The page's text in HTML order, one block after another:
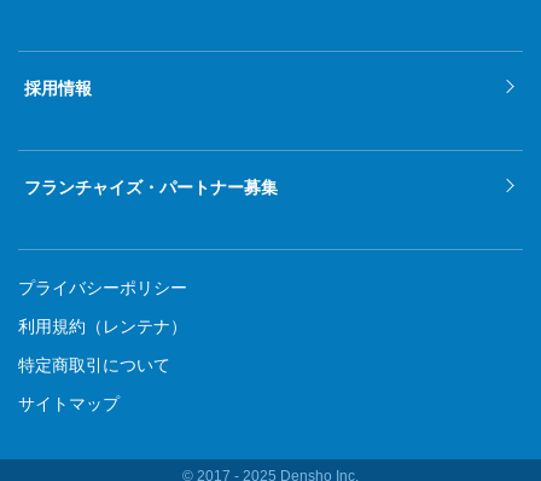
2021年2月
2021年1月
採用情報
フランチャイズ・パートナー募集
プライバシーポリシー
利用規約（レンテナ）
特定商取引について
サイトマップ
© 2017 ‐ 2025 Densho Inc.